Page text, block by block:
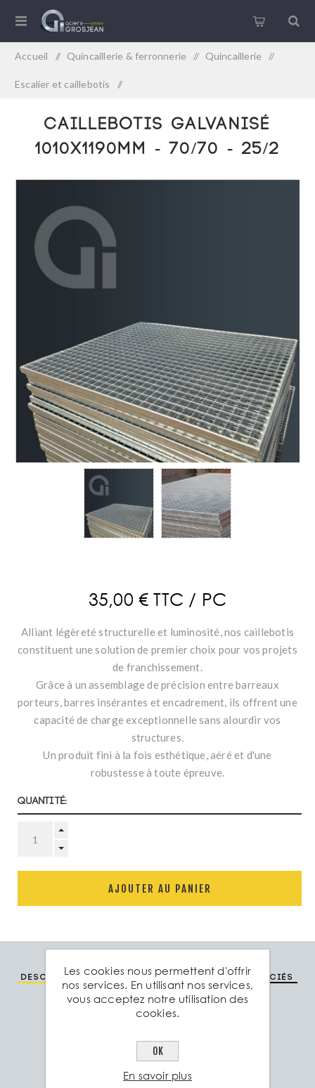
Accueil / Quincaillerie & ferronnerie / Quincaillerie /
Escalier et caillebotis /
Caillebotis Galvanisé
1010x1190mm - 70/70 - 25/2
35,00 € TTC / PC
Alliant légèreté structurelle et luminosité, nos caillebotis
constituent une solution de premier choix pour vos projets
de franchissement.
Grâce à un assemblage de précision entre barreaux
porteurs, barres insérantes et encadrement, ils offrent une
capacité de charge exceptionnelle sans alourdir vos
structures.
Un produit fini à la fois esthétique, aéré et d'une
robustesse à toute épreuve.
Quantité:
AJOUTER AU PANIER
Description Spéc. technique Produits associés
Spécifications:
Mailles standards pour
barreaux porteurs : 70/70
Les cookies nous permettent d'offrir
nos services. En utilisant nos services,
vous acceptez notre utilisation des
cookies.
OK
En savoir plus